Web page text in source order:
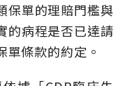
保單的理賠門檻與
的病程是否已達請
條款的約定。